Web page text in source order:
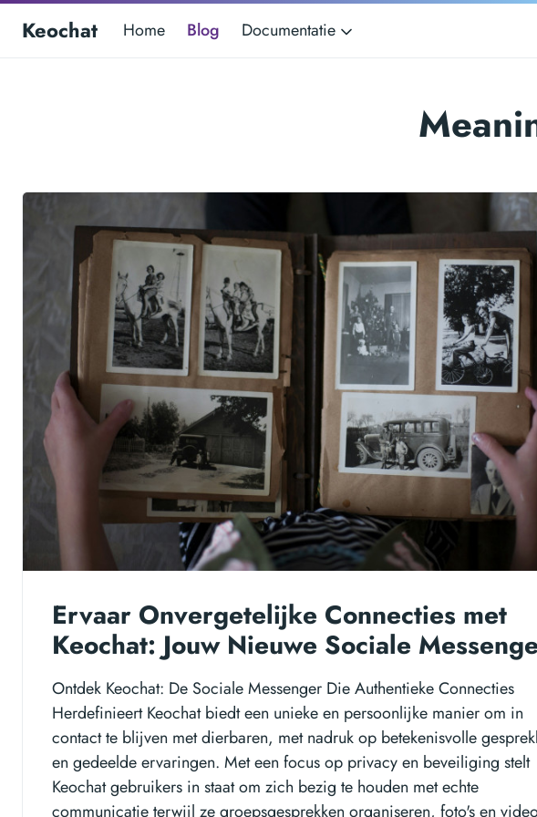
Keochat Home Blog Documentatie
Ervaar Onvergetelijke Connecties met
Keochat: Jouw Nieuwe Sociale
Ontdek Keochat: De Sociale Messenger Die Authentieke Connecties
Herdefinieert Keochat biedt een unieke en persoonlijke manier om in
contact te blijven met dierbaren, met nadruk op betekenisvolle
en gedeelde ervaringen. Met een focus op privacy en beveiliging stelt
Keochat gebruikers in staat om zich bezig te houden met echte
communicatie terwijl ze groepsgesprekken organiseren, foto's en